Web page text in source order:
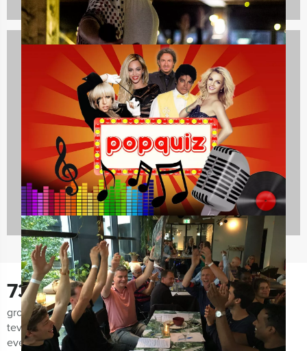
Avondarrangementen
846 uitjes
730
groepen lieten ons de afgelopen maanden weten zeer
tevreden te zijn met de organisatie van het uitje, het
evenement zelf én de begeleiding!